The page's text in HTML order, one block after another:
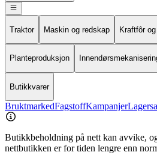
Traktor Maskin og redskap Kraftfôr
Planteproduksjon
Butikkvarer
BruktmarkedFagstoffKampanjer
Butikkbeholdning på nett kan avvike,
nettbutikken er for tiden lengre enn